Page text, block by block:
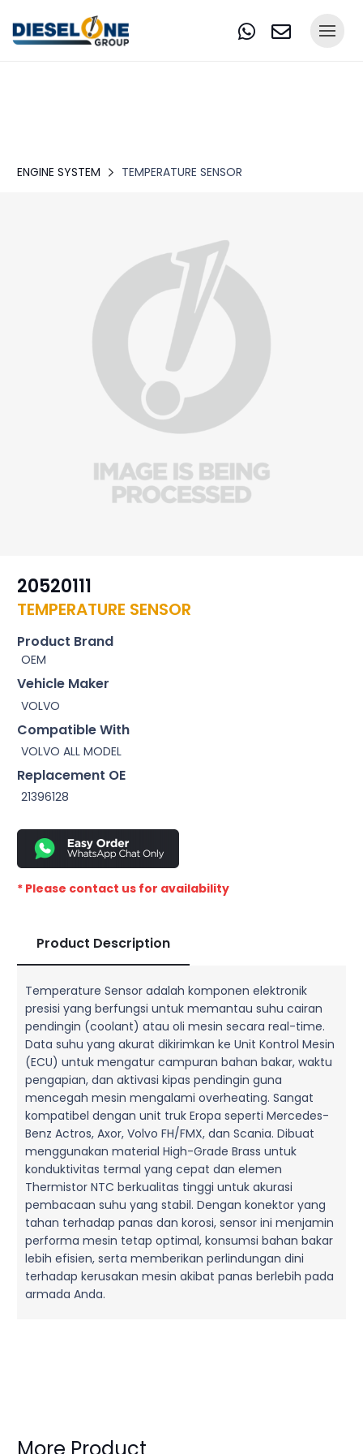
ENGINE SYSTEM TEMPERATURE SENSOR
20520111
TEMPERATURE SENSOR
Product Brand
OEM
Vehicle Maker
VOLVO
Compatible With
VOLVO ALL MODEL
Replacement OE
21396128
* Please contact us for availability
Product Description
Temperature Sensor adalah komponen elektronik
presisi yang berfungsi untuk memantau suhu cairan
pendingin (coolant) atau oli mesin secara real-time.
Data suhu yang akurat dikirimkan ke Unit Kontrol Mesin
(ECU) untuk mengatur campuran bahan bakar, waktu
pengapian, dan aktivasi kipas pendingin guna
mencegah mesin mengalami overheating. Sangat
kompatibel dengan unit truk Eropa seperti Mercedes-
Benz Actros, Axor, Volvo FH/FMX, dan Scania. Dibuat
menggunakan material High-Grade Brass untuk
konduktivitas termal yang cepat dan elemen
Thermistor NTC berkualitas tinggi untuk akurasi
pembacaan suhu yang stabil. Dengan konektor yang
tahan terhadap panas dan korosi, sensor ini menjamin
performa mesin tetap optimal, konsumsi bahan bakar
lebih efisien, serta memberikan perlindungan dini
terhadap kerusakan mesin akibat panas berlebih pada
armada Anda.